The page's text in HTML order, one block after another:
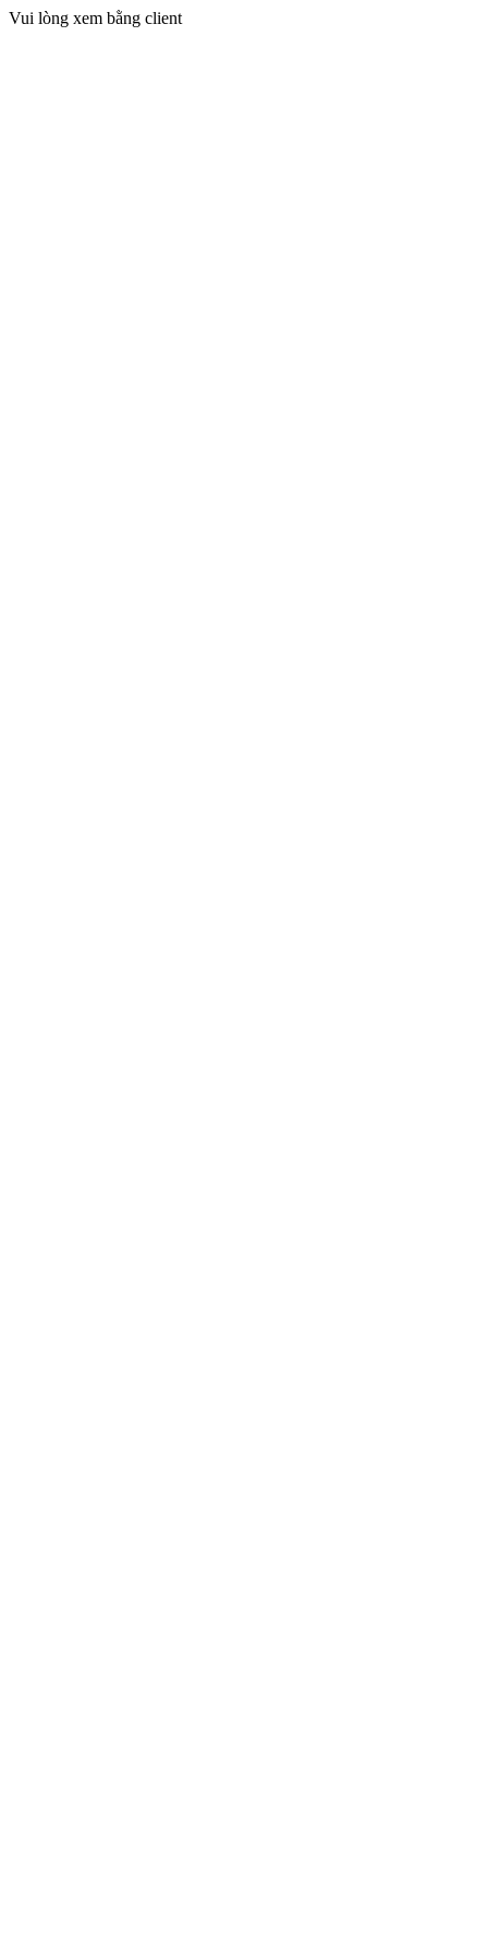
Vui lòng xem bằng client